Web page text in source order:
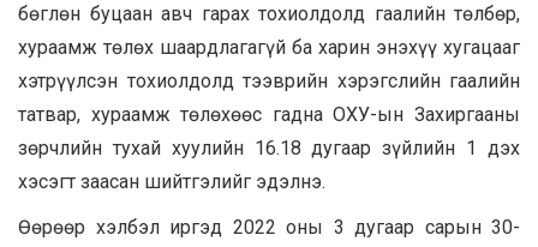
бөглөн буцаан авч гарах тохиолдолд гаалийн төлбөр,
хураамж төлөх шаардлагагүй ба харин энэхүү хугацааг
хэтрүүлсэн тохиолдолд тээврийн хэрэгслийн гаалийн
татвар, хураамж төлөхөөс гадна ОХУ-ын Захиргааны
зөрчлийн тухай хуулийн 16.18 дугаар зүйлийн 1 дэх
хэсэгт заасан шийтгэлийг эдэлнэ.
Өөрөөр хэлбэл иргэд 2022 оны 3 дугаар сарын 30-